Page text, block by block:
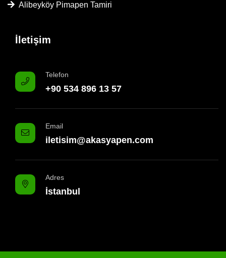
Alibeyköy Pimapen Tamiri
İletişim
Telefon
+90 534 896 13 57
Email
iletisim@akasyapen.com
Adres
İstanbul